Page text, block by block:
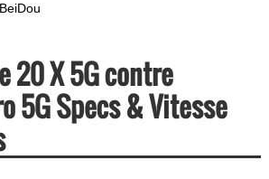
BeiDou
20 X 5G contre
5G Specs & Vitesse